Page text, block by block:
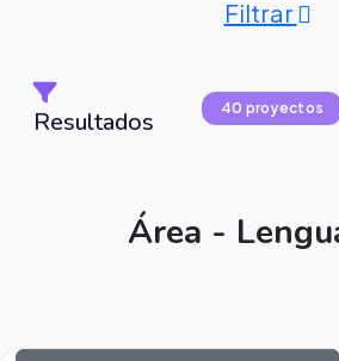
Filtrar
Resultados 40 proyectos
Área -